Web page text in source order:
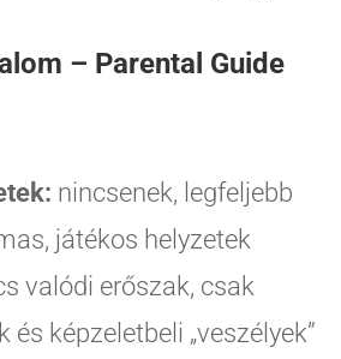
– Parental Guide
nincsenek, legfeljebb
játékos helyzetek
valódi erőszak, csak
és képzeletbeli „veszélyek”